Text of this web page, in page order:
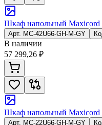
Шкаф напольный Maxicord
Арт. MC-42U66-GH-M-GY
В наличии
57 299,26 ₽
Шкаф напольный Maxicord
Арт. MC-22U66-GH-M-GY